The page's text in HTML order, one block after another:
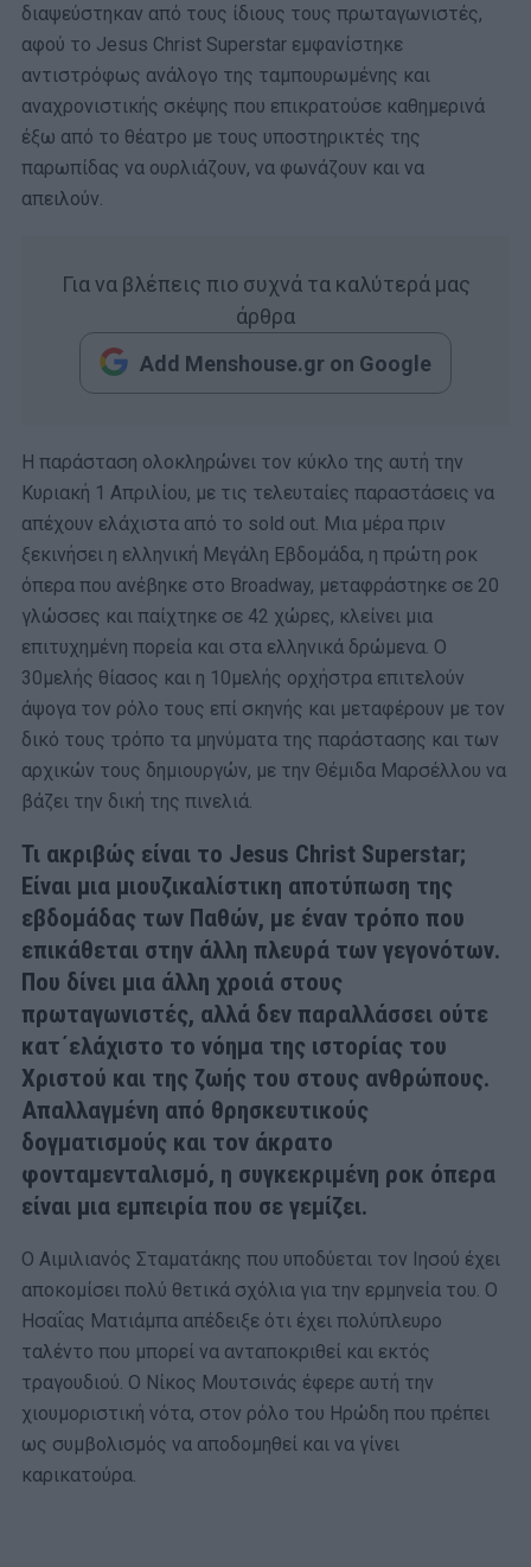
διαψεύστηκαν από τους ίδιους τους πρωταγωνιστές,
αφού το Jesus Christ Superstar εμφανίστηκε
αντιστρόφως ανάλογο της ταμπουρωμένης και
αναχρονιστικής σκέψης που επικρατούσε καθημερινά
έξω από το θέατρο με τους υποστηρικτές της
παρωπίδας να ουρλιάζουν, να φωνάζουν και να
απειλούν.
Για να βλέπεις πιο συχνά τα καλύτερά μας
άρθρα
Add Menshouse.gr on Google
Η παράσταση ολοκληρώνει τον κύκλο της αυτή την
Κυριακή 1 Απριλίου, με τις τελευταίες παραστάσεις να
απέχουν ελάχιστα από το sold out. Μια μέρα πριν
ξεκινήσει η ελληνική Μεγάλη Εβδομάδα, η πρώτη ροκ
όπερα που ανέβηκε στο Broadway, μεταφράστηκε σε 20
γλώσσες και παίχτηκε σε 42 χώρες, κλείνει μια
επιτυχημένη πορεία και στα ελληνικά δρώμενα. Ο
30μελής θίασος και η 10μελής ορχήστρα επιτελούν
άψογα τον ρόλο τους επί σκηνής και μεταφέρουν με τον
δικό τους τρόπο τα μηνύματα της παράστασης και των
αρχικών τους δημιουργών, με την Θέμιδα Μαρσέλλου να
βάζει την δική της πινελιά.
Τι ακριβώς είναι το Jesus Christ Superstar;
Είναι μια μιουζικαλίστικη αποτύπωση της
εβδομάδας των Παθών, με έναν τρόπο που
επικάθεται στην άλλη πλευρά των γεγονότων.
Που δίνει μια άλλη χροιά στους
πρωταγωνιστές, αλλά δεν παραλλάσσει ούτε
κατ΄ελάχιστο το νόημα της ιστορίας του
Χριστού και της ζωής του στους ανθρώπους.
Απαλλαγμένη από θρησκευτικούς
δογματισμούς και τον άκρατο
φονταμενταλισμό, η συγκεκριμένη ροκ όπερα
είναι μια εμπειρία που σε γεμίζει.
Ο Αιμιλιανός Σταματάκης που υποδύεται τον Ιησού έχει
αποκομίσει πολύ θετικά σχόλια για την ερμηνεία του. Ο
Ησαΐας Ματιάμπα απέδειξε ότι έχει πολύπλευρο
ταλέντο που μπορεί να ανταποκριθεί και εκτός
τραγουδιού. Ο Νίκος Μουτσινάς έφερε αυτή την
χιουμοριστική νότα, στον ρόλο του Ηρώδη που πρέπει
ως συμβολισμός να αποδομηθεί και να γίνει
καρικατούρα.